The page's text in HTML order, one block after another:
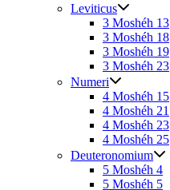
Leviticus
3 Moshéh 13
3 Moshéh 18
3 Moshéh 19
3 Moshéh 23
Numeri
4 Moshéh 15
4 Moshéh 21
4 Moshéh 23
4 Moshéh 25
Deuteronomium
5 Moshéh 4
5 Moshéh 5